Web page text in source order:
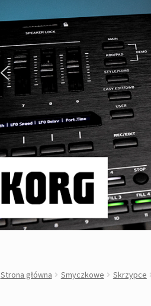
Strona główna Smyczkowe Skrzypce